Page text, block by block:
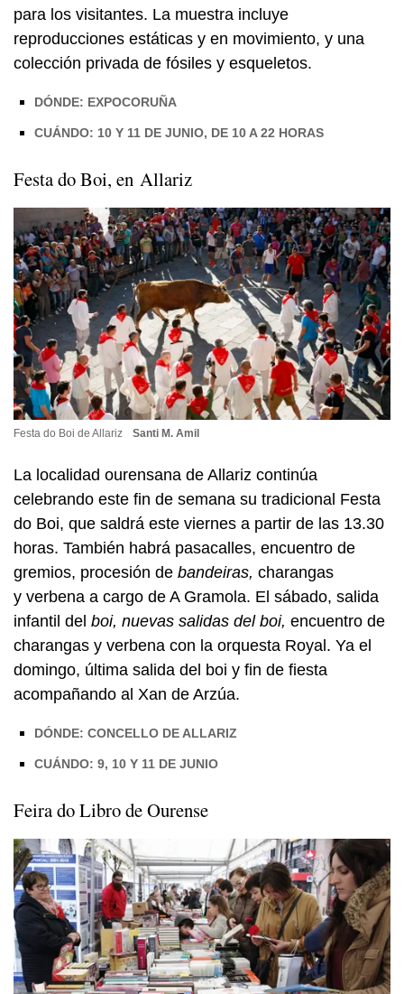
para los visitantes. La muestra incluye
reproducciones estáticas y en movimiento, y una
colección privada de fósiles y esqueletos.
DÓNDE: EXPOCORUÑA
CUÁNDO: 10 Y 11 DE JUNIO, DE 10 A 22 HORAS
Festa do Boi, en Allariz
Festa do Boi de Allariz Santi M. Amil
La localidad ourensana de Allariz continúa
celebrando este fin de semana su tradicional Festa
do Boi, que saldrá este viernes a partir de las 13.30
horas. También habrá pasacalles, encuentro de
gremios, procesión de bandeiras, charangas
y verbena a cargo de A Gramola. El sábado, salida
infantil del boi, nuevas salidas delboi, encuentro de
charangas y verbena con la orquesta Royal. Ya el
domingo, última salida del boi y fin de fiesta
acompañando al Xan de Arzúa.
DÓNDE: CONCELLO DE ALLARIZ
CUÁNDO: 9, 10 Y 11 DE JUNIO
Feira do Libro de Ourense